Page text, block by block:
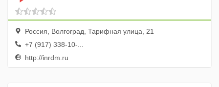
Россия, Волгоград, Тарифная улица, 21
+7 (917) 338-10-...
http://inrdm.ru